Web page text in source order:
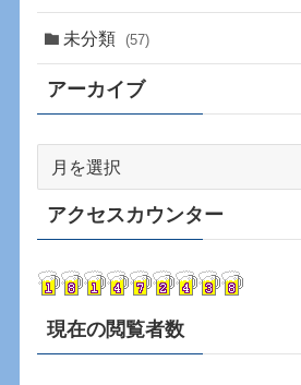
未分類 (57)
アーカイブ
カ
イ
アクセスカウンター
現在の閲覧者数